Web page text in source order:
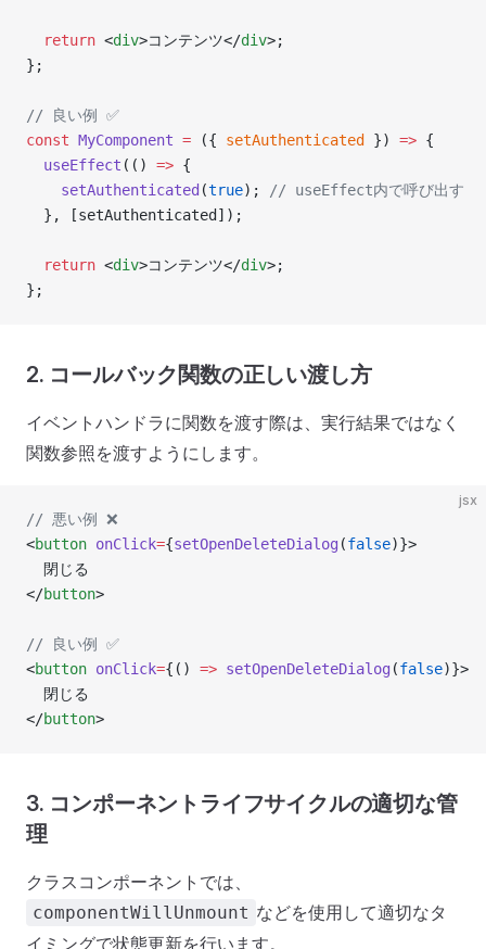
  return
<div>コンテンツ</div>;
};
// 良い例 ✅
const MyComponent = ({ setAuthenticated }) => {
  useEffect
(() => {
    setAuthenticated
(true);
// useEffect内で呼び出す
  }, [setAuthenticated]);
  return
<div>コンテンツ</div>;
};
2. コールバック関数の正しい渡し方
イベントハンドラに関数を渡す際は、実行結果ではなく
関数参照を渡すようにします。
jsx
// 悪い例 ❌
<button onClick={setOpenDeleteDialog (false)}>
  閉じる
</button>
// 良い例 ✅
<button onClick={() => setOpenDeleteDialog (false)}>
  閉じる
</button>
3. コンポーネントライフサイクルの適切な管
理
クラスコンポーネントでは、
componentWillUnmount などを使用して適切なタ
イミングで状態更新を行います。